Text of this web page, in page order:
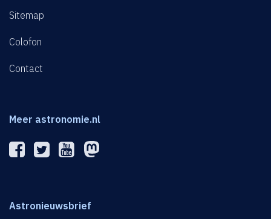
Sitemap
Colofon
Contact
Meer astronomie.nl
Astronieuwsbrief